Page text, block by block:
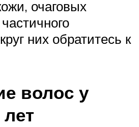
очаговых
них обратитесь к
волос у